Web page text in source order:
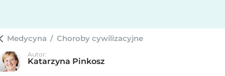
Medycyna / Choroby cywilizacyjne
Autor:
Katarzyna Pinkosz